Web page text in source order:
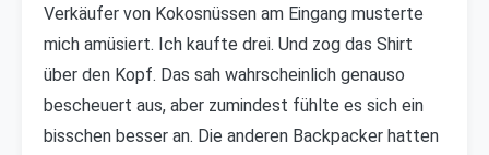
Verkäufer von Kokosnüssen am Eingang musterte
mich amüsiert. Ich kaufte drei. Und zog das Shirt
über den Kopf. Das sah wahrscheinlich genauso
bescheuert aus, aber zumindest fühlte es sich ein
bisschen besser an. Die anderen Backpacker hatten